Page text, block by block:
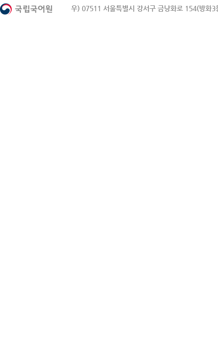
우) 07511 서울특별시 강서구 금낭화로 154(방화3